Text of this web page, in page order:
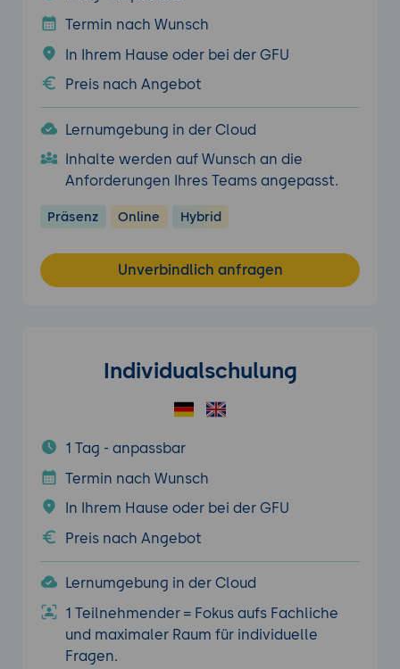
Termin nach Wunsch
In Ihrem Hause oder bei der GFU
Preis nach Angebot
Lernumgebung in der Cloud
Inhalte werden auf Wunsch an die
Anforderungen Ihres Teams angepasst.
Präsenz Online Hybrid
Unverbindlich anfragen
Individualschulung
1 Tag - anpassbar
Termin nach Wunsch
In Ihrem Hause oder bei der GFU
Preis nach Angebot
Lernumgebung in der Cloud
1 Teilnehmender = Fokus aufs Fachliche
und maximaler Raum für individuelle
Fragen.